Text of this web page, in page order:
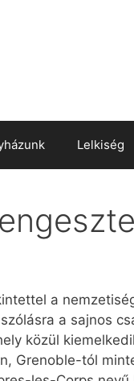
Lelkiség
a
a sajnos
közül
Grenoble-tól